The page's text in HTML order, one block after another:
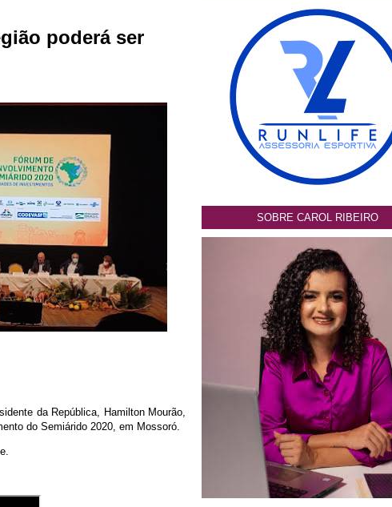
poderá ser
da República, Hamilton Mourão,
do Semiárido 2020, em Mossoró.
SOBRE CAROL RIBEIRO